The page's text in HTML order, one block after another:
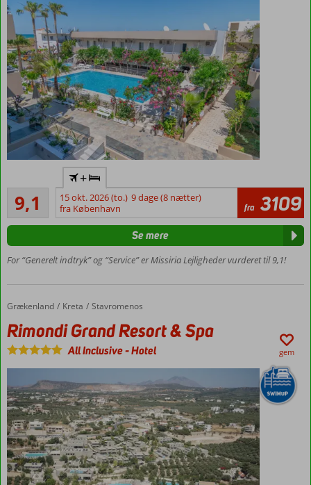
mindre
end
15.000
kilometer
kystlinje
fordelt
mellem
det
store
fastland
og
de
øer,
som
ligger
spredt
i
det
hav
det
Ioniske
hav
ud
for
fastlandet
–
her
er
således
rig
mulighed
for
lejlighedskompleks
2- og 3-
værelses
lejligheder
Muligt at
tilkøbe
Missiria
Beach:
m
Rethymnon
9,1Fremragende
179
anmeldelser
+
15 okt. 2026 (to.) 9 dage (8 nætter)
fra København
fra 3109
For “Generelt indtryk” og “Service” er Missiria Lejligheder vurderet til 9,1!
Se mere
Forside
Grækenland Kreta Stavromenos
Rimondi Grand Resort & Spa
Rimondi Grand Resort & Spa
All Inclusive-Hotel gem